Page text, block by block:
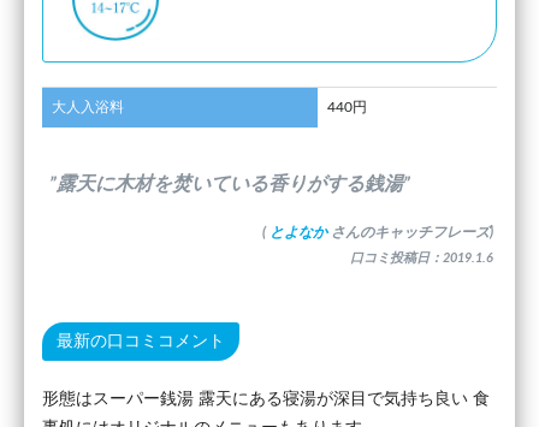
大人入浴料 440円
”露天に木材を焚いている香りがする銭湯”
( とよなか さんのキャッチフレーズ)
口コミ投稿日：2019.1.6
最新の口コミコメント
形態はスーパー銭湯 露天にある寝湯が深目で気持ち良い 食